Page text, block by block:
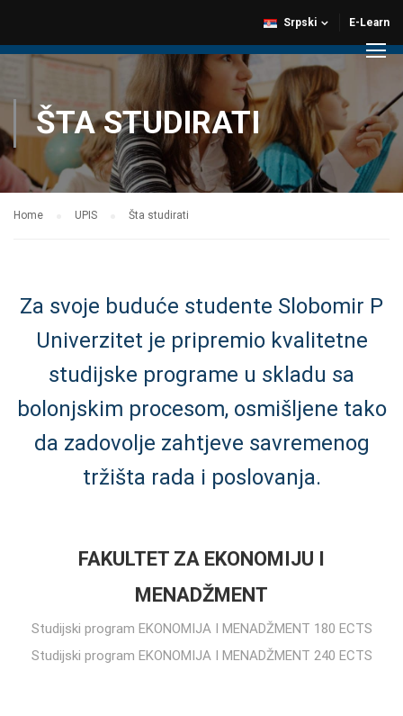
E-Learn
Srpski
ŠTA STUDIRATI
Home UPIS Šta studirati
Za svoje buduće studente Slobomir P
Univerzitet je pripremio kvalitetne
studijske programe u skladu sa
bolonjskim procesom, osmišljene tako
da zadovolje zahtjeve savremenog
tržišta rada i poslovanja.
FAKULTET ZA EKONOMIJU I
MENADŽMENT
Studijski program EKONOMIJA I MENADŽMENT 180 ECTS
Studijski program EKONOMIJA I MENADŽMENT 240 ECTS